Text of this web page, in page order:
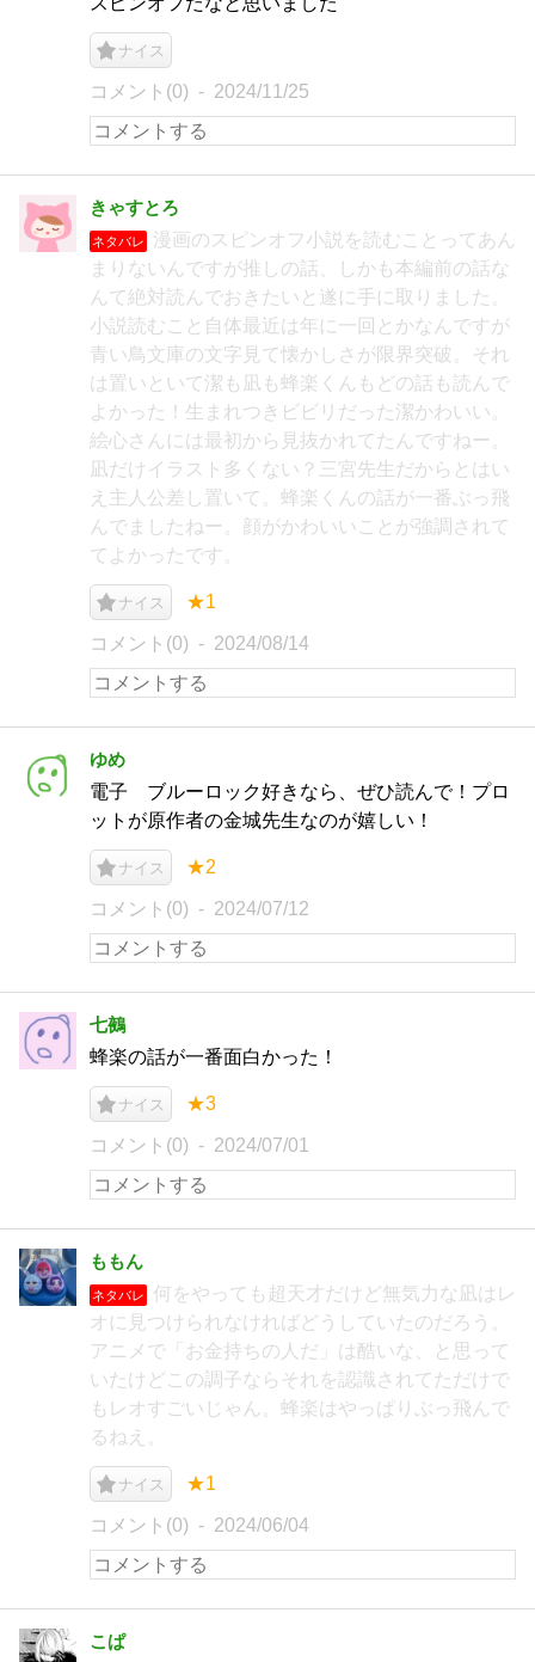
ナイス
コメント(0) 2024/11/25
きゃすとろ
ネタバレ
漫画のスピンオフ小説を読むことってあん
まりないんですが推しの話、しかも本編前の話な
んて絶対読んでおきたいと遂に手に取りました。
小説読むこと自体最近は年に一回とかなんですが
青い鳥文庫の文字見て懐かしさが限界突破。それ
は置いといて潔も凪も蜂楽くんもどの話も読んで
よかった！生まれつきビビリだった潔かわいい。
絵心さんには最初から見抜かれてたんですねー。
凪だけイラスト多くない？三宮先生だからとはい
え主人公差し置いて。蜂楽くんの話が一番ぶっ飛
んでましたねー。顔がかわいいことが強調されて
てよかったです。
ナイス ★1
コメント(0) 2024/08/14
ゆめ
電子 ブルーロック好きなら、ぜひ読んで！プロ
ットが原作者の金城先生なのが嬉しい！
ナイス ★2
コメント(0) 2024/07/12
七鵺
蜂楽の話が一番面白かった！
ナイス ★3
コメント(0) 2024/07/01
ももん
ネタバレ
何をやっても超天才だけど無気力な凪はレ
オに見つけられなければどうしていたのだろう。
アニメで「お金持ちの人だ」は酷いな、と思って
いたけどこの調子ならそれを認識されてただけで
もレオすごいじゃん。蜂楽はやっぱりぶっ飛んで
るねえ。
ナイス ★1
コメント(0) 2024/06/04
こぱ